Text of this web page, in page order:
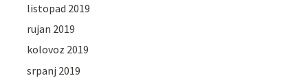
listopad 2019
rujan 2019
kolovoz 2019
srpanj 2019